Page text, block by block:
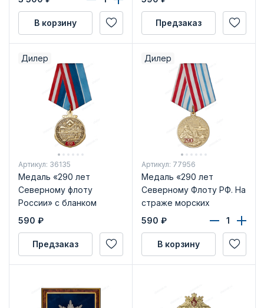
В корзину Предзаказ
Дилер
Артикул: 36135
Медаль «290 лет
Северному флоту
России» с бланком
удостоверения
590 ₽
Предзаказ
Дилер
Артикул: 77956
Медаль «290 лет
Северному Флоту РФ. На
страже морских
рубежей» с бланком
590 ₽
В корзину